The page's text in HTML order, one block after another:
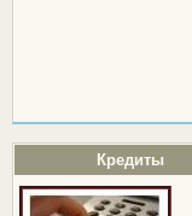
Кредиты